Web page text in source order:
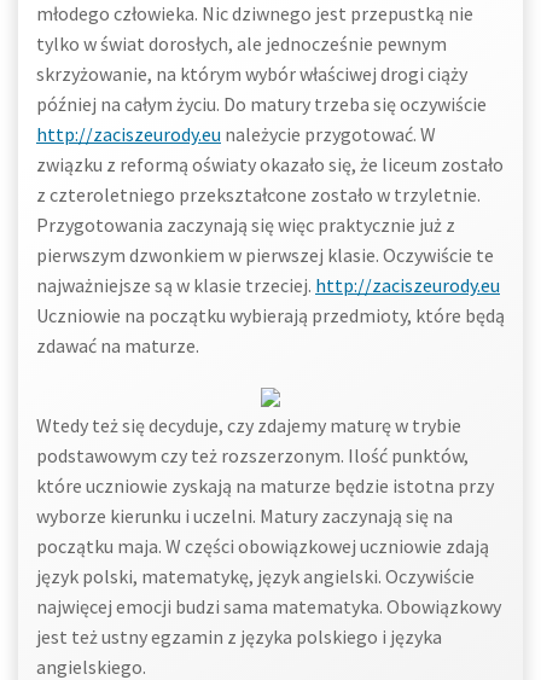
młodego człowieka. Nic dziwnego jest przepustką nie
tylko w świat dorosłych, ale jednocześnie pewnym
skrzyżowanie, na którym wybór właściwej drogi ciąży
później na całym życiu. Do matury trzeba się oczywiście
http://zaciszeurody.eu należycie przygotować. W
związku z reformą oświaty okazało się, że liceum zostało
z czteroletniego przekształcone zostało w trzyletnie.
Przygotowania zaczynają się więc praktycznie już z
pierwszym dzwonkiem w pierwszej klasie. Oczywiście te
najważniejsze są w klasie trzeciej. http://zaciszeurody.eu
Uczniowie na początku wybierają przedmioty, które będą
zdawać na maturze.
Wtedy też się decyduje, czy zdajemy maturę w trybie
podstawowym czy też rozszerzonym. Ilość punktów,
które uczniowie zyskają na maturze będzie istotna przy
wyborze kierunku i uczelni. Matury zaczynają się na
początku maja. W części obowiązkowej uczniowie zdają
język polski, matematykę, język angielski. Oczywiście
najwięcej emocji budzi sama matematyka. Obowiązkowy
jest też ustny egzamin z języka polskiego i języka
angielskiego.